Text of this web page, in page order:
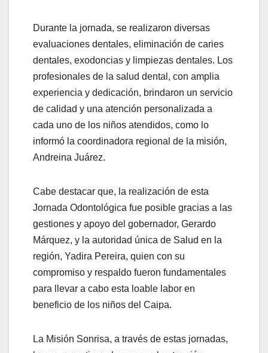
Durante la jornada, se realizaron diversas
evaluaciones dentales, eliminación de caries
dentales, exodoncias y limpiezas dentales. Los
profesionales de la salud dental, con amplia
experiencia y dedicación, brindaron un servicio
de calidad y una atención personalizada a
cada uno de los niños atendidos, como lo
informó la coordinadora regional de la misión,
Andreina Juárez.
Cabe destacar que, la realización de esta
Jornada Odontológica fue posible gracias a las
gestiones y apoyo del gobernador, Gerardo
Márquez, y la autoridad única de Salud en la
región, Yadira Pereira, quien con su
compromiso y respaldo fueron fundamentales
para llevar a cabo esta loable labor en
beneficio de los niños del Caipa.
La Misión Sonrisa, a través de estas jornadas,